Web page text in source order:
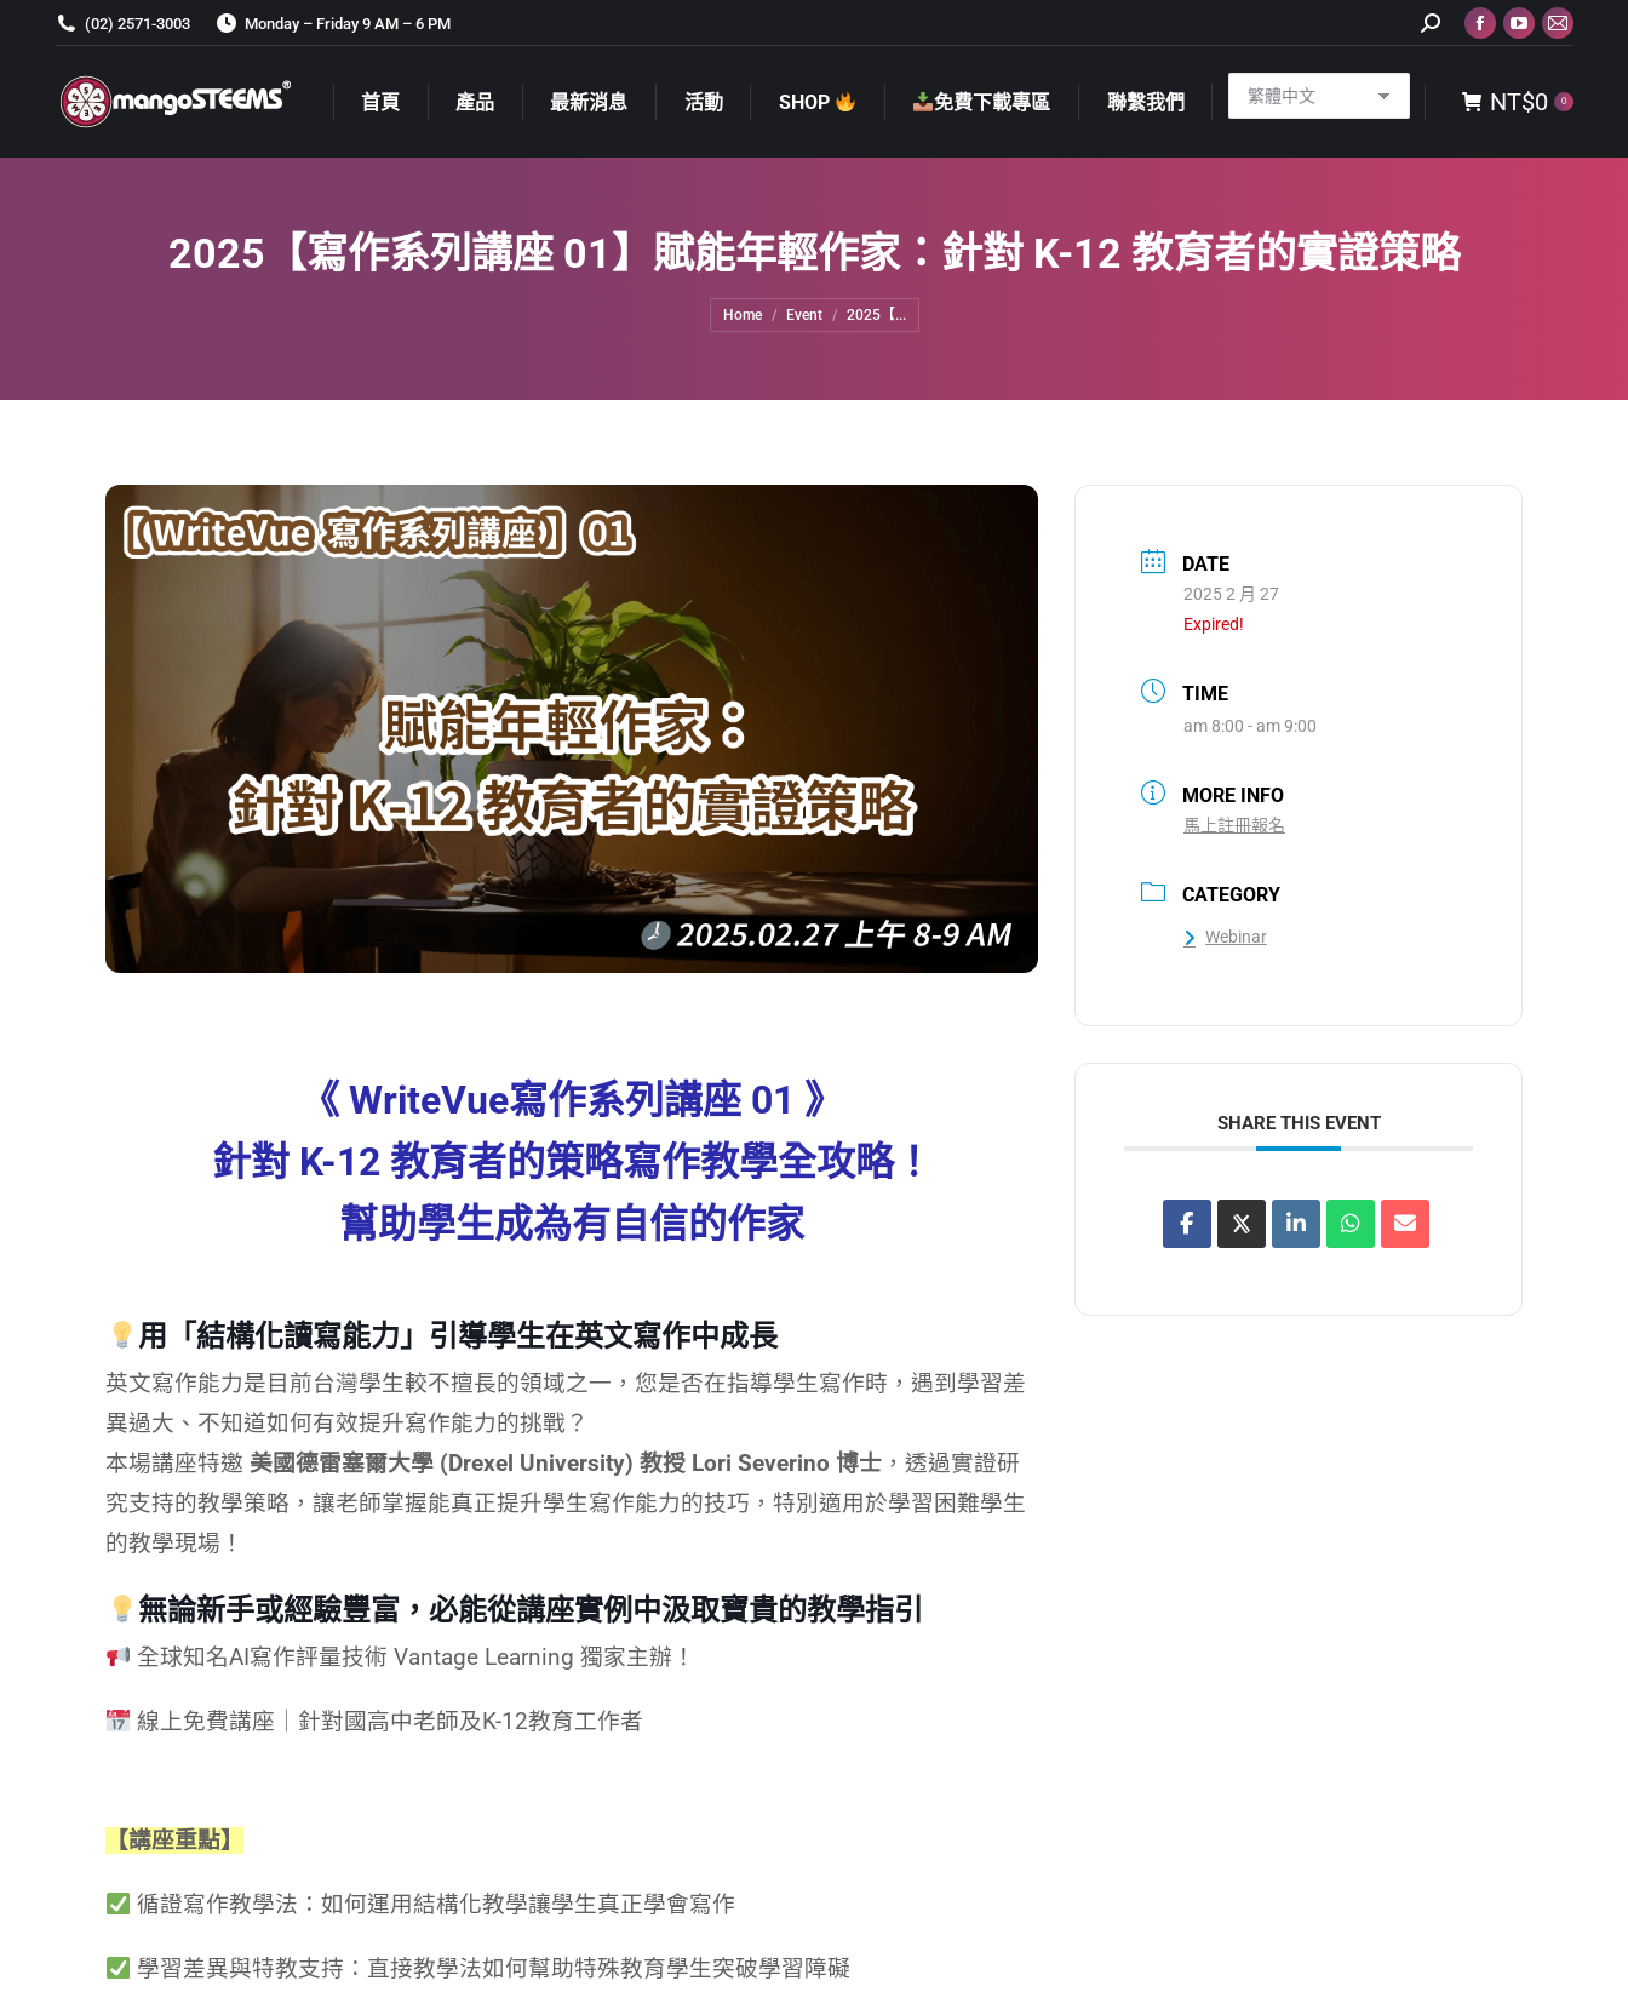
(02) 2571-3003 Monday – Friday 9 AM – 6 PM Search:
Facebook
opens
new
YouTube
opens
new
Mail
opens
new
首頁 產品 最新消息 活動 SHOP 免費下載專區 聯繫我們 NT$0 0
2025【寫作系列講座 01】賦能年輕作家：針對 K-12 教育者的實證策略
You are here:
Home Event 2025【...
《 WriteVue寫作系列講座 01 》
針對 K-12 教育者的策略寫作教學全攻略！
幫助學生成為有自信的作家
用「結構化讀寫能力」引導學生在英文寫作中成長
英文寫作能力是目前台灣學生較不擅長的領域之一，您是否在指導學生寫作時，遇到學習差
異過大、不知道如何有效提升寫作能力的挑戰？
本場講座特邀 美國德雷塞爾大學 (Drexel University) 教授 Lori Severino 博士 ，透過實證研
究支持的教學策略，讓老師掌握能真正提升學生寫作能力的技巧，特別適用於學習困難學生
的教學現場！
無論新手或經驗豐富，必能從講座實例中汲取寶貴的教學指引
全球知名AI寫作評量技術 Vantage Learning 獨家主辦！
線上免費講座｜針對國高中老師及K-12教育工作者
【講座重點】
循證寫作教學法：如何運用結構化教學讓學生真正學會寫作
學習差異與特教支持：直接教學法如何幫助特殊教育學生突破學習障礙
DATE
2025 2 月 27
Expired!
TIME
am 8:00 - am 9:00
MORE INFO
馬上註冊報名
CATEGORY
Webinar
SHARE THIS EVENT
NT$0